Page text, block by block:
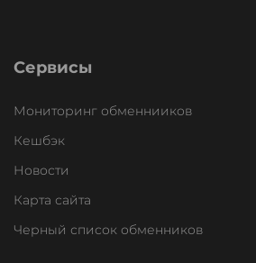
Сервисы
Мониторинг обменнииков
Кешбэк
Новости
Карта сайта
Черный список обменников